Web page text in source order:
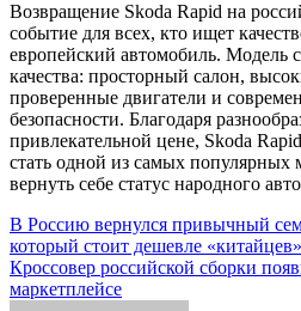
Возвращение Skoda Rapid на
событие для всех, кто ищет
европейский автомобиль. Модель
качества: просторный салон,
проверенные двигатели и
безопасности. Благодаря
привлекательной цене, Skoda
стать одной из самых популярных
вернуть себе статус народного
Навигация
по
записям
В Россию вернулся привычный
который стоит дешевле «китайцев»
Кроссовер российской сборки
маркетплейсе